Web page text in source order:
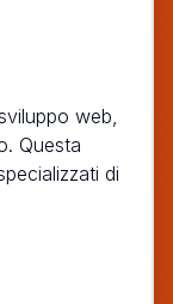
web,
Questa
di